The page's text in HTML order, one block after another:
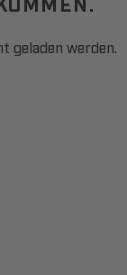
geladen werden.